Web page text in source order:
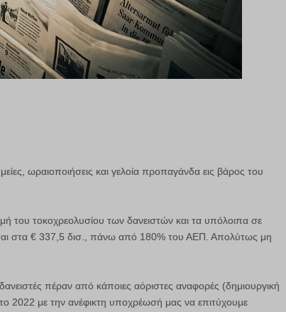
ωραιοποιήσεις και γελοία προπαγάνδα εις βάρος του
του τοκοχρεολυσίου των δανειστών και τα υπόλοιπα σε
στα € 337,5 δισ., πάνω από 180% του ΑΕΠ. Απολύτως μη
πέραν από κάποιες αόριστες αναφορές (δημιουργική
2022 με την ανέφικτη υποχρέωσή μας να επιτύχουμε